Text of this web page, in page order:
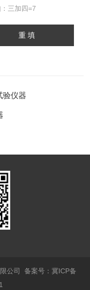
三加四=7
验仪器
限公司备案号：冀ICP备